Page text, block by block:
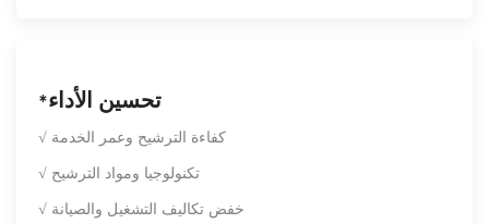
*تحسين الأداء
√ كفاءة الترشيح وعمر الخدمة
√ تكنولوجيا ومواد الترشيح
√ خفض تكاليف التشغيل والصيانة